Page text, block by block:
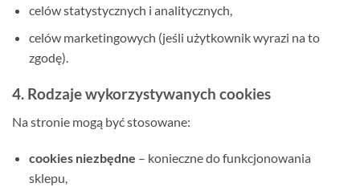
celów statystycznych i analitycznych,
celów marketingowych (jeśli użytkownik wyrazi na to
zgodę).
4. Rodzaje wykorzystywanych cookies
Na stronie mogą być stosowane:
cookies niezbędne – konieczne do funkcjonowania
sklepu,